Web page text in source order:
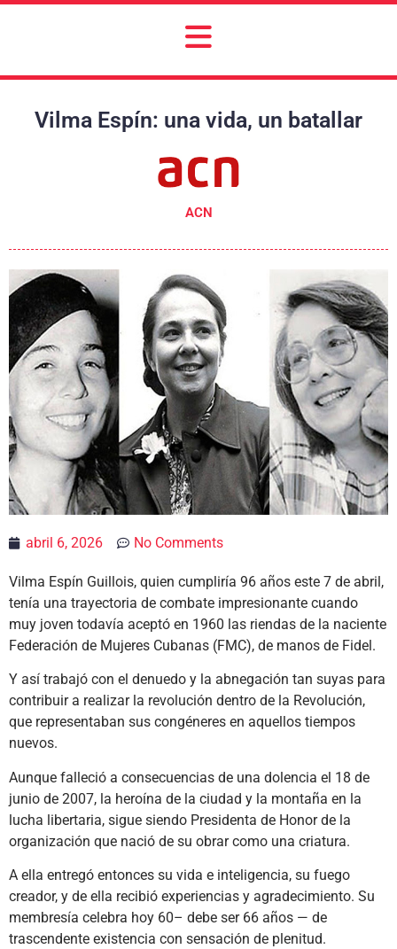
Vilma Espín: una vida, un batallar
ACN
abril 6, 2026 No Comments
Vilma Espín Guillois, quien cumpliría 96 años este 7 de abril,
tenía una trayectoria de combate impresionante cuando
muy joven todavía aceptó en 1960 las riendas de la naciente
Federación de Mujeres Cubanas (FMC), de manos de Fidel.
Y así trabajó con el denuedo y la abnegación tan suyas para
contribuir a realizar la revolución dentro de la Revolución,
que representaban sus congéneres en aquellos tiempos
nuevos.
Aunque falleció a consecuencias de una dolencia el 18 de
junio de 2007, la heroína de la ciudad y la montaña en la
lucha libertaria, sigue siendo Presidenta de Honor de la
organización que nació de su obrar como una criatura.
A ella entregó entonces su vida e inteligencia, su fuego
creador, y de ella recibió experiencias y agradecimiento. Su
membresía celebra hoy 60– debe ser 66 años — de
trascendente existencia con sensación de plenitud.